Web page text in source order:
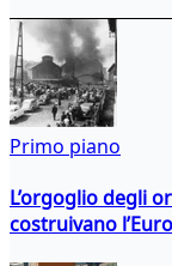
Primo piano
L’orgoglio degli
costruivano